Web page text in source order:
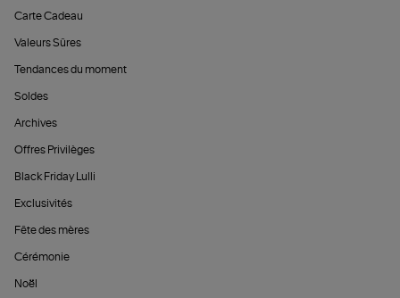
Carte Cadeau
Valeurs Sûres
Tendances du moment
Soldes
Archives
Offres Privilèges
Black Friday Lulli
Exclusivités
Fête des mères
Cérémonie
Noël